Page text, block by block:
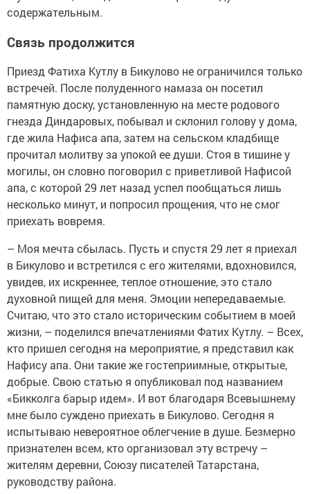
содержательным.
Связь продолжится
Приезд Фатиха Кутлу в Бикулово не ограничился только
встречей. После полуденного намаза он посетил
памятную доску, установленную на месте родового
гнезда Диндаровых, побывал и склонил голову у дома,
где жила Нафиса апа, затем на сельском кладбище
прочитал молитву за упокой ее души. Стоя в тишине у
могилы, он словно поговорил с приветливой Нафисой
апа, с которой 29 лет назад успел пообщаться лишь
несколько минут, и попросил прощения, что не смог
приехать вовремя.
– Моя мечта сбылась. Пусть и спустя 29 лет я приехал
в Бикулово и встретился с его жителями, вдохновился,
увидев, их искреннее, теплое отношение, это стало
духовной пищей для меня. Эмоции непередаваемые.
Считаю, что это стало историческим событием в моей
жизни, – поделился впечатлениями Фатих Кутлу. – Всех,
кто пришел сегодня на мероприятие, я представил как
Нафису апа. Они такие же гостеприимные, открытые,
добрые. Свою статью я опубликовал под названием
«Бикколга барыр идем». И вот благодаря Всевышнему
мне было суждено приехать в Бикулово. Сегодня я
испытываю невероятное облегчение в душе. Безмерно
признателен всем, кто организовал эту встречу –
жителям деревни, Союзу писателей Татарстана,
руководству района.